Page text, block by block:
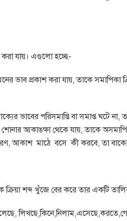
করা যায়। এগুলো হচ্ছে-
মনের ভাব প্রকাশ করা যায়, তাকে সমাপিকা
ভাবের পরিসমাপ্তি বা সমাপ্ত ঘটে
শোনার আকাঙক্ষা থেকে যায়, তাকে
আকাশ মাঠে বসে কী করবে, তা
ক্রিয়া শব্দ খুঁজে বের করে তার একটি
চলেছে,